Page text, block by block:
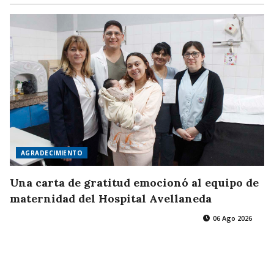
AGRADECIMIENTO
Una carta de gratitud emocionó al equipo de
maternidad del Hospital Avellaneda
06 Ago 2026